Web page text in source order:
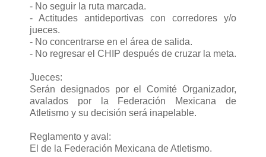
- No seguir la ruta marcada.
- Actitudes antideportivas con corredores y/o
jueces.
- No concentrarse en el área de salida.
- No regresar el CHIP después de cruzar la meta.
Jueces:
Serán designados por el Comité Organizador,
avalados por la Federación Mexicana de
Atletismo y su decisión será inapelable.
Reglamento y aval:
El de la Federación Mexicana de Atletismo.